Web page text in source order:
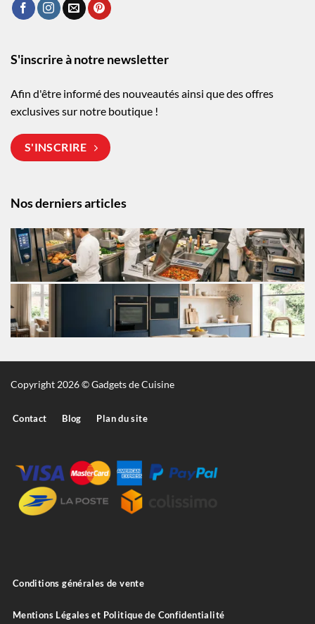
Nos derniers articles
S'inscrire à notre newsletter
Afin d'être informé des nouveautés ainsi que des offres
exclusives sur notre boutique !
S'INSCRIRE
Copyright 2026 © Gadgets de Cuisine
Contact Blog Plan du site
Conditions générales de vente
Mentions Légales et Politique de Confidentialité